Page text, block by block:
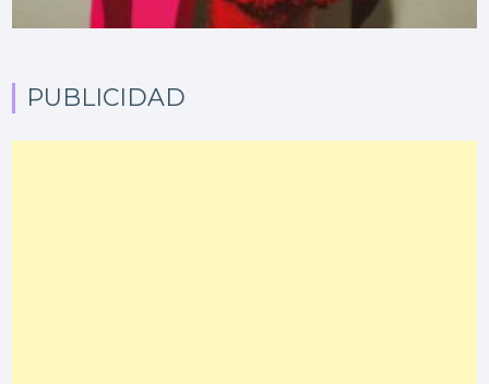
PUBLICIDAD